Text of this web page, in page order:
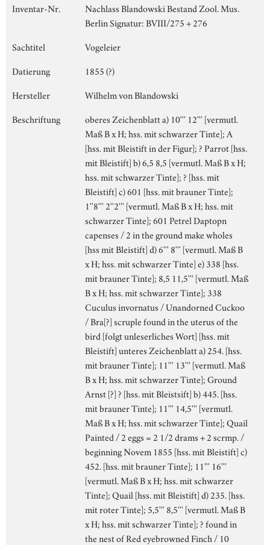
Inventar-Nr.
Nachlass Blandowski Bestand Zool. Mus.
Berlin Signatur: BVIII/275 + 276
Sachtitel
Vogeleier
Datierung
1855 (?)
Hersteller
Wilhelm von Blandowski
Beschriftung
oberes Zeichenblatt a) 10''' 12''' [vermutl.
Maß B x H; hss. mit schwarzer Tinte]; A
[hss. mit Bleistift in der Figur]; ? Parrot [hss.
mit Bleistift] b) 6,5 8,5 [vermutl. Maß B x H;
hss. mit schwarzer Tinte]; ? [hss. mit
Bleistift] c) 601 [hss. mit brauner Tinte];
1''8''' 2''2''' [vermutl. Maß B x H; hss. mit
schwarzer Tinte]; 601 Petrel Daptopn
capenses / 2 in the ground make wholes
[hss mit Bleistift] d) 6''' 8''' [vermutl. Maß B
x H; hss. mit schwarzer Tinte] e) 338 [hss.
mit brauner Tinte]; 8,5 11,5''' [vermutl. Maß
B x H; hss. mit schwarzer Tinte]; 338
Cuculus invornatus / Unandorned Cuckoo
/ Bra[?] scruple found in the uterus of the
bird [folgt unleserliches Wort] [hss. mit
Bleistift] unteres Zeichenblatt a) 254. [hss.
mit brauner Tinte]; 11''' 13''' [vermutl. Maß
B x H; hss. mit schwarzer Tinte]; Ground
Arnst [?] ? [hss. mit Bleistsift] b) 445. [hss.
mit brauner Tinte]; 11''' 14,5''' [vermutl.
Maß B x H; hss. mit schwarzer Tinte]; Quail
Painted / 2 eggs = 2 1/2 drams + 2 scrmp. /
beginning Novem 1855 [hss. mit Bleistift] c)
452. [hss. mit brauner Tinte]; 11''' 16'''
[vermutl. Maß B x H; hss. mit schwarzer
Tinte]; Quail [hss. mit Bleistift] d) 235. [hss.
mit roter Tinte]; 5,5''' 8,5''' [vermutl. Maß B
x H; hss. mit schwarzer Tinte]; ? found in
the nest of Red eyebrowned Finch / 10